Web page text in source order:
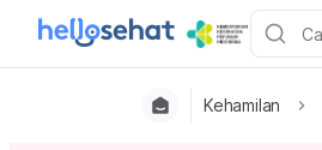
Kehamilan